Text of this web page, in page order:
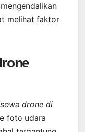
melihat faktor
drone di
foto udara